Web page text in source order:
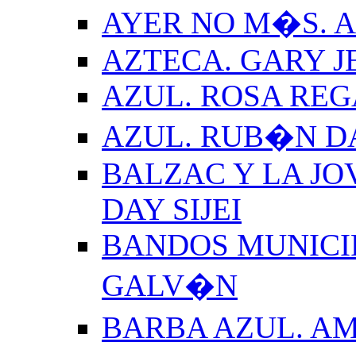
AYER NO M�S.
AZTECA. GARY
AZUL. ROSA
AZUL. RUB�N
BALZAC Y LA
DAY SIJEI
BANDOS
GALV�N
BARBA AZUL.